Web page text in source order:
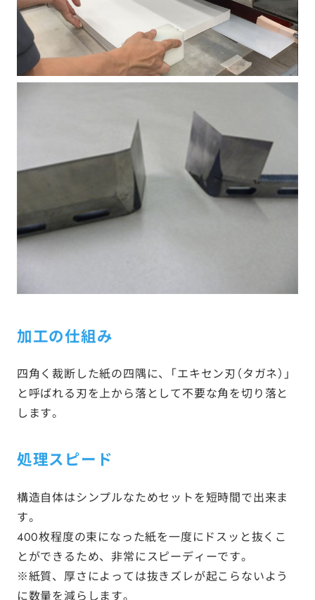
加工の仕組み
四角く裁断した紙の四隅に、「エキセン刃（タガネ）」
と呼ばれる刃を上から落として不要な角を切り落と
します。
処理スピード
構造自体はシンプルなためセットを短時間で出来ま
す。
400枚程度の束になった紙を一度にドスッと抜くこ
とができるため、非常にスピーディーです。
※紙質、厚さによっては抜きズレが起こらないよう
に数量を減らします。